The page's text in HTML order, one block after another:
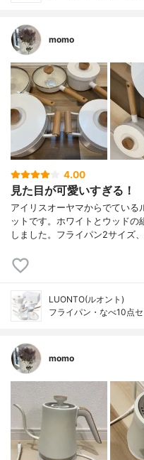
momo
4.00
見た目が可愛いすぎる！
アイリスオーヤマからでている
ットです。ホワイトとウッドの
しました。フライパン2サイズ
LUONTO(ルオント)
フライパン・なべ10点
momo